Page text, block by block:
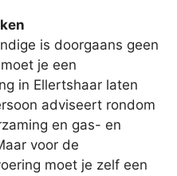
is doorgaans geen
je een
in Ellertshaar laten
adviseert rondom
en gas- en
voor de
moet je zelf een